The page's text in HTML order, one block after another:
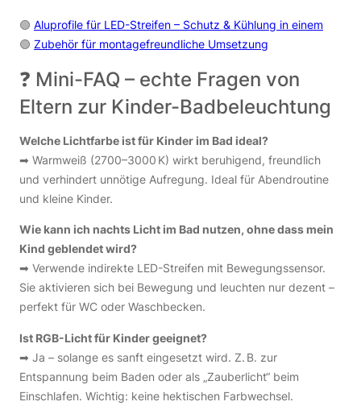
🟢 Aluprofile für LED-Streifen – Schutz & Kühlung in einem
🟢 Zubehör für montagefreundliche Umsetzung
❓ Mini-FAQ – echte Fragen von
Eltern zur Kinder-Badbeleuchtung
Welche Lichtfarbe ist für Kinder im Bad ideal?
➡ Warmweiß (2700–3000 K) wirkt beruhigend, freundlich
und verhindert unnötige Aufregung. Ideal für Abendroutine
und kleine Kinder.
Wie kann ich nachts Licht im Bad nutzen, ohne dass mein
Kind geblendet wird?
➡ Verwende indirekte LED-Streifen mit Bewegungssensor.
Sie aktivieren sich bei Bewegung und leuchten nur dezent –
perfekt für WC oder Waschbecken.
Ist RGB-Licht für Kinder geeignet?
➡ Ja – solange es sanft eingesetzt wird. Z. B. zur
Entspannung beim Baden oder als „Zauberlicht“ beim
Einschlafen. Wichtig: keine hektischen Farbwechsel.